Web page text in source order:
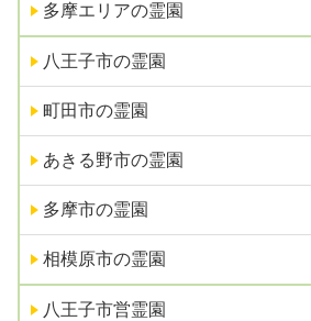
多摩エリアの霊園
八王子市の霊園
町田市の霊園
あきる野市の霊園
多摩市の霊園
相模原市の霊園
八王子市営霊園